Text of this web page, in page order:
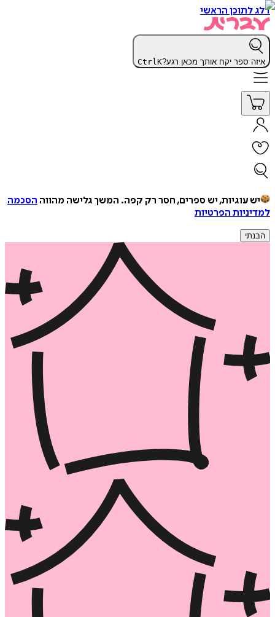
דלג לתוכן הראשי
איזה ספר יקח אותך מכאן רגע? CtrlK
יש עוגיות, יש ספרים, חסר רק קפה. המשך גלישה מהווה הסכמה
למדיניות הפרטיות
הבנתי